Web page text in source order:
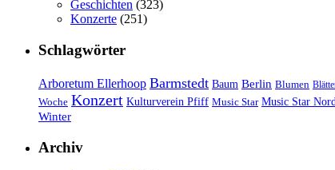
Geschichten (323)
Konzerte (251)
Schlagwörter
Arboretum Ellerhoop Barmstedt Baum Berlin Blumen
Woche Konzert Kulturverein Pfiff Music Star Music Star
Winter
Archiv